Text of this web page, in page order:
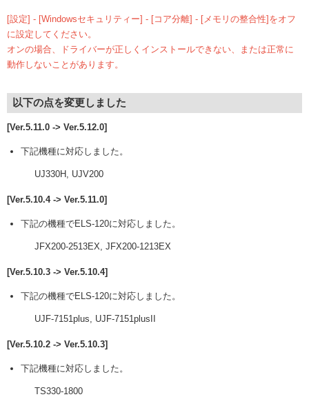
[設定] - [Windowsセキュリティー] - [コア分離] - [メモリの整合性]をオフ
に設定してください。
オンの場合、ドライバーが正しくインストールできない、または正常に
動作しないことがあります。
以下の点を変更しました
[Ver.5.11.0 -> Ver.5.12.0]
下記機種に対応しました。
UJ330H, UJV200
[Ver.5.10.4 -> Ver.5.11.0]
下記の機種でELS-120に対応しました。
JFX200-2513EX, JFX200-1213EX
[Ver.5.10.3 -> Ver.5.10.4]
下記の機種でELS-120に対応しました。
UJF-7151plus, UJF-7151plusII
[Ver.5.10.2 -> Ver.5.10.3]
下記機種に対応しました。
TS330-1800